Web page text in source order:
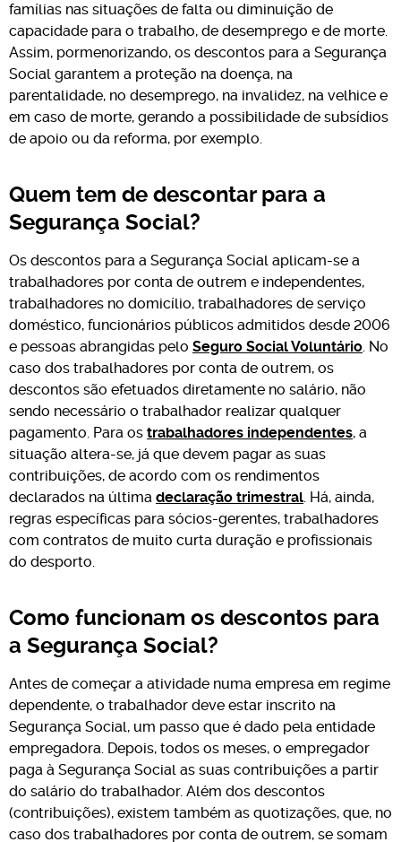
famílias nas situações de falta ou diminuição de
capacidade para o trabalho, de desemprego e de morte.
Assim, pormenorizando, os descontos para a Segurança
Social garantem a proteção na doença, na
parentalidade, no desemprego, na invalidez, na velhice e
em caso de morte, gerando a possibilidade de subsídios
de apoio ou da reforma, por exemplo.
Quem tem de descontar para a
Segurança Social?
Os descontos para a Segurança Social aplicam-se a
trabalhadores por conta de outrem e independentes,
trabalhadores no domicílio, trabalhadores de serviço
doméstico, funcionários públicos admitidos desde 2006
e pessoas abrangidas pelo Seguro Social Voluntário. No
caso dos trabalhadores por conta de outrem, os
descontos são efetuados diretamente no salário, não
sendo necessário o trabalhador realizar qualquer
pagamento. Para os trabalhadores independentes, a
situação altera-se, já que devem pagar as suas
contribuições, de acordo com os rendimentos
declarados na última declaração trimestral. Há, ainda,
regras específicas para sócios-gerentes, trabalhadores
com contratos de muito curta duração e profissionais
do desporto.
Como funcionam os descontos para
a Segurança Social?
Antes de começar a atividade numa empresa em regime
dependente, o trabalhador deve estar inscrito na
Segurança Social, um passo que é dado pela entidade
empregadora. Depois, todos os meses, o empregador
paga à Segurança Social as suas contribuições a partir
do salário do trabalhador. Além dos descontos
(contribuições), existem também as quotizações, que, no
caso dos trabalhadores por conta de outrem, se somam